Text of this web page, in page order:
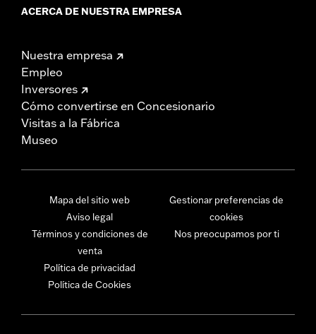
ACERCA DE NUESTRA EMPRESA
Nuestra empresa
Empleo
Inversores
Cómo convertirse en Concesionario
Visitas a la Fábrica
Museo
Mapa del sitio web
Aviso legal
Términos y condiciones de
venta
Política de privacidad
Política de Cookies
Gestionar preferencias de
cookies
Nos preocupamos por ti